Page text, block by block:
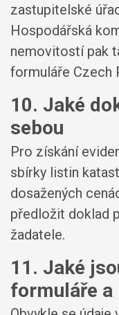
zastupitelské
Hospodářská
nemovitostí pak
formuláře Czech
10. Jaké
sebou
Pro získání
sbírky listin
dosažených
předložit doklad
žadatele.
11. Jaké
formuláře a